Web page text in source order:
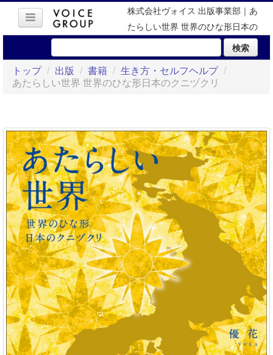
株式会社ヴォイス 出版事業部｜あ
たらしい世界 世界のひな形日本の
クニヅクリ
検索
トップ / 出版 / 書籍 / 生き方・セルフヘルプ /
あたらしい世界 世界のひな形日本のクニヅクリ